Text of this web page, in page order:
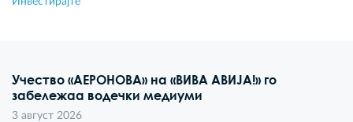
Учество «АЕРОНОВА» на «ВИВА АВИЈА!» го
забележаа водечки медиуми
3 август 2026